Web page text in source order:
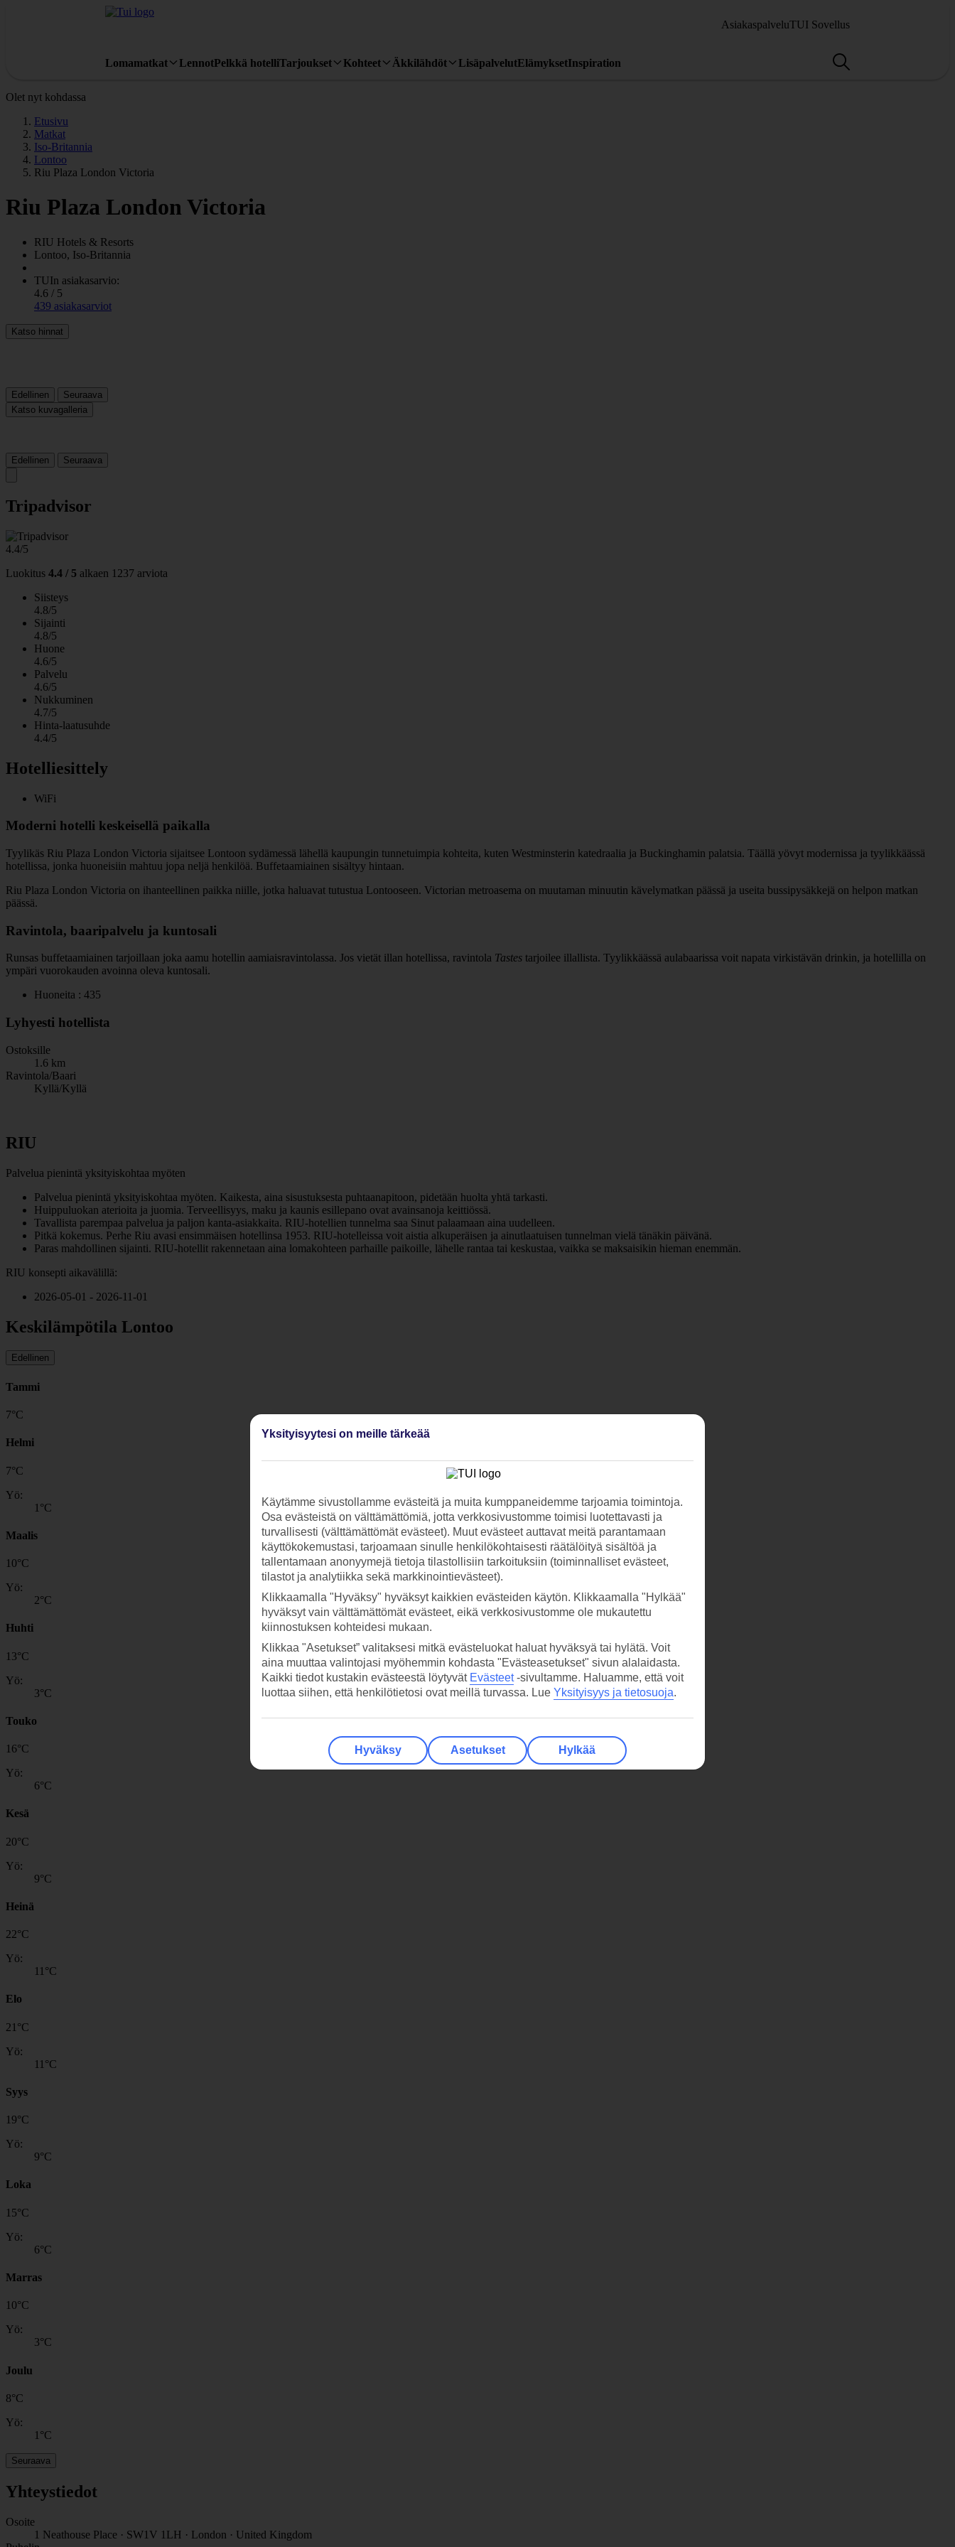
AsiakaspalveluTUI Sovellus
Lomamatkat LennotPelkkä hotelliTarjoukset Kohteet Äkkilähdöt LisäpalvelutElämyksetInspiration
Olet nyt kohdassa
Etusivu
Matkat
Iso-Britannia
Lontoo
Riu Plaza London Victoria
Riu Plaza London Victoria
RIU Hotels & Resorts
Lontoo, Iso-Britannia
TUIn asiakasarvio:
4.6 / 5
439 asiakasarviot
Katso hinnat
Edellinen
Seuraava
Katso kuvagalleria
Edellinen Seuraava
Tripadvisor
4.4/5
Luokitus 4.4 / 5 alkaen 1237 arviota
Siisteys
4.8/5
Sijainti
4.8/5
Huone
4.6/5
Palvelu
4.6/5
Nukkuminen
4.7/5
Hinta-laatusuhde
4.4/5
Hotelliesittely
WiFi
Moderni hotelli keskeisellä paikalla
Tyylikäs Riu Plaza London Victoria sijaitsee Lontoon sydämessä lähellä kaupungin tunnetuimpia kohteita, kuten Westminsterin katedraalia ja Buckinghamin palatsia. Täällä yövyt modernissa ja tyylikkäässä
hotellissa, jonka huoneisiin mahtuu jopa neljä henkilöä. Buffetaamiainen sisältyy hintaan.
Riu Plaza London Victoria on ihanteellinen paikka niille, jotka haluavat tutustua Lontooseen. Victorian metroasema on muutaman minuutin kävelymatkan päässä ja useita bussipysäkkejä on helpon matkan
päässä.
Ravintola, baaripalvelu ja kuntosali
Runsas buffetaamiainen tarjoillaan joka aamu hotellin aamiaisravintolassa. Jos vietät illan hotellissa, ravintola Tastes tarjoilee illallista. Tyylikkäässä aulabaarissa voit napata virkistävän drinkin, ja hotellilla on
ympäri vuorokauden avoinna oleva kuntosali.
Huoneita : 435
Lyhyesti hotellista
Ostoksille
1.6 km
Ravintola/Baari
Kyllä/Kyllä
RIU
Palvelua pienintä yksityiskohtaa myöten
Palvelua pienintä yksityiskohtaa myöten. Kaikesta, aina sisustuksesta puhtaanapitoon, pidetään huolta yhtä tarkasti.
Huippuluokan aterioita ja juomia. Terveellisyys, maku ja kaunis esillepano ovat avainsanoja keittiössä.
Tavallista parempaa palvelua ja paljon kanta-asiakkaita. RIU-hotellien tunnelma saa Sinut palaamaan aina uudelleen.
Pitkä kokemus. Perhe Riu avasi ensimmäisen hotellinsa 1953. RIU-hotelleissa voit aistia alkuperäisen ja ainutlaatuisen tunnelman vielä tänäkin päivänä.
Paras mahdollinen sijainti. RIU-hotellit rakennetaan aina lomakohteen parhaille paikoille, lähelle rantaa tai keskustaa, vaikka se maksaisikin hieman enemmän.
RIU konsepti aikavälillä:
2026-05-01 - 2026-11-01
Keskilämpötila Lontoo
Edellinen
Tammi
7°C
Helmi
7°C
Yö:
1 °C
Maalis
10°C
Yö:
2°C
Huhti
13°C
Yö:
3°C
Touko
16°C
Yö:
6°C
Kesä
20°C
Yö:
9°C
Heinä
22°C
Yö:
11 °C
Elo
21 °C
Yö:
11 °C
Syys
19°C
Yö:
9°C
Loka
15°C
Yö:
6°C
Marras
10°C
Yö:
3°C
Joulu
8°C
Yö:
1 °C
Seuraava
Yhteystiedot
Osoite
1 Neathouse Place · SW1V 1LH · London · United Kingdom
Yksityisyytesi on meille tärkeää
Käytämme sivustollamme evästeitä ja muita kumppaneidemme tarjoamia toimintoja.
Osa evästeistä on välttämättömiä, jotta verkkosivustomme toimisi luotettavasti ja
turvallisesti (välttämättömät evästeet). Muut evästeet auttavat meitä parantamaan
käyttökokemustasi, tarjoamaan sinulle henkilökohtaisesti räätälöityä sisältöä ja
tallentamaan anonyymejä tietoja tilastollisiin tarkoituksiin (toiminnalliset evästeet,
tilastot ja analytiikka sekä markkinointievästeet).
Klikkaamalla "Hyväksy" hyväksyt kaikkien evästeiden käytön. Klikkaamalla "Hylkää"
hyväksyt vain välttämättömät evästeet, eikä verkkosivustomme ole mukautettu
kiinnostuksen kohteidesi mukaan.
Klikkaa "Asetukset” valitaksesi mitkä evästeluokat haluat hyväksyä tai hylätä. Voit
aina muuttaa valintojasi myöhemmin kohdasta "Evästeasetukset" sivun alalaidasta.
Kaikki tiedot kustakin evästeestä löytyvät Evästeet-sivultamme. Haluamme, että voit
luottaa siihen, että henkilötietosi ovat meillä turvassa. Lue Yksityisyys ja tietosuoja.
Hyväksy Asetukset Hylkää